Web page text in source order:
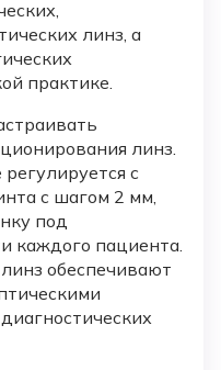
линз, а
практике.
линз.
с
с шагом 2 мм,
под
каждого пациента.
обеспечивают